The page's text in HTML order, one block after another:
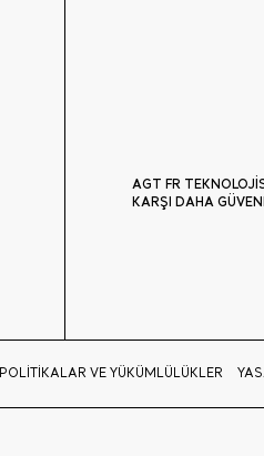
AGT FR
KARŞI DAHA
POLİTİKALAR VE YÜKÜMLÜLÜKLER